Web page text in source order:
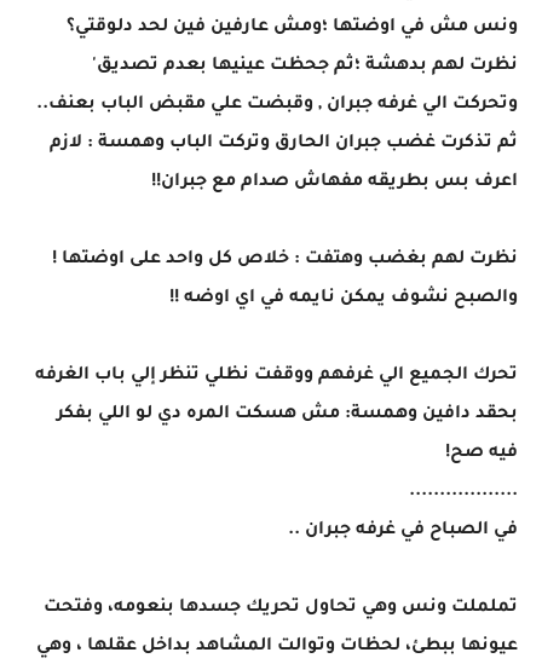
ونس مش في اوضتها ؛ومش عارفين فين لحد دلوقتي؟
نظرت لهم بدهشة ؛ثم جحظت عينيها بعدم تصديق'
وتحركت الي غرفه جبران , وقبضت علي مقبض الباب بعنف..
ثم تذكرت غضب جبران الحارق وتركت الباب وهمسة : لازم
اعرف بس بطريقه مفهاش صدام مع جبران!!
نظرت لهم بغضب وهتفت : خلاص كل واحد على اوضتها !
والصبح نشوف يمكن نايمه في اي اوضه !!
تحرك الجميع الي غرفهم ووقفت نظلي تنظر إلي باب الغرفه
بحقد دافين وهمسة: مش هسكت المره دي لو اللي بفكر
فيه صح!
..................
في الصباح في غرفه جبران ..
تململت ونس وهي تحاول تحريك جسدها بنعومه، وفتحت
عيونها ببطئ، لحظات وتوالت المشاهد بداخل عقلها ، وهي